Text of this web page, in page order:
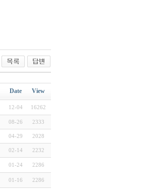
Date View
12-04 16262
08-26 2333
04-29 2028
02-14 2232
01-24 2286
01-16 2286